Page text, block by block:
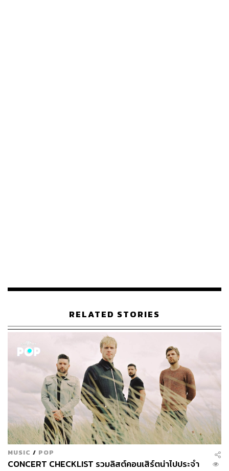
RELATED STORIES
MUSIC / POP
CONCERT CHECKLIST รวมลิสต์คอนเสิร์ตน่าไปประจำ